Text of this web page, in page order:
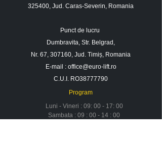
325400, Jud. Caras-Severin, Romania
Punct de lucru
Dumbravita, Str. Belgrad,
Nr. 67, 307160, Jud. Timiș, Romania
E-mail : office@euro-lift.ro
C.U.I. RO38777790
Program
Luni - Vineri : 09: 00 - 17: 00
Sambata : 09 : 00 - 14 : 00